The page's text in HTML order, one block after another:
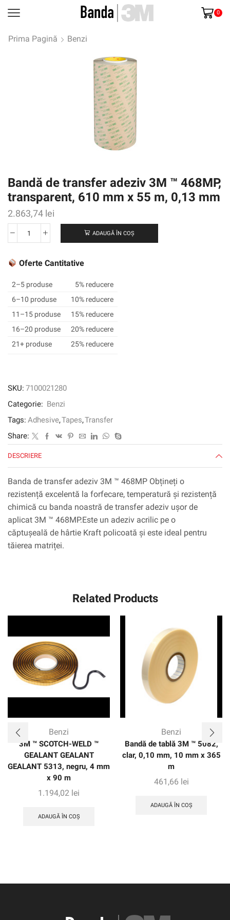
0
Prima Pagină Benzi
Bandă de transfer adeziv 3M ™ 468MP,
transparent, 610 mm x 55 m, 0,13 mm
2.863,74 lei
Cantitate
de
adeziv
™
468MP,
transparent,
610
m,
mm
ADAUGĂ ÎN COȘ
Oferte Cantitative
2–5 produse
5% reducere
6–10 produse
10% reducere
11–15 produse
15% reducere
16–20 produse
20% reducere
21+ produse
25% reducere
SKU: 7100021280
Categorie: Benzi
Tags: Adhesive,Tapes,Transfer
Share:
DESCRIERE
Banda de transfer adeziv 3M ™ 468MP Obțineți o
rezistență excelentă la forfecare, temperatură și rezistență
chimică cu banda noastră de transfer adeziv ușor de
aplicat 3M ™ 468MP.Este un adeziv acrilic pe o
căptușeală de hârtie Kraft policoată și este ideal pentru
tăierea matriței.
Related Products
Benzi
3M ™ SCOTCH-WELD ™
GEALANT GEALANT
GEALANT 5313, negru, 4 mm
x 90 m
1.194,02 lei
ADAUGĂ ÎN COȘ
Benzi
Bandă de tablă 3M ™ 5082,
clar, 0,10 mm, 10 mm x 365
m
461,66 lei
ADAUGĂ ÎN COȘ